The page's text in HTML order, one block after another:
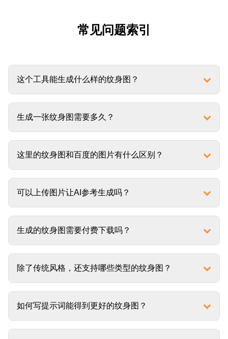
常见问题索引
这个工具能生成什么样的纹身图？
生成一张纹身图需要多久？
这里的纹身图和百度的图片有什么区别？
可以上传图片让AI参考生成吗？
生成的纹身图需要付费下载吗？
除了传统风格，还支持哪些类型的纹身图？
如何写提示词能得到更好的纹身图？